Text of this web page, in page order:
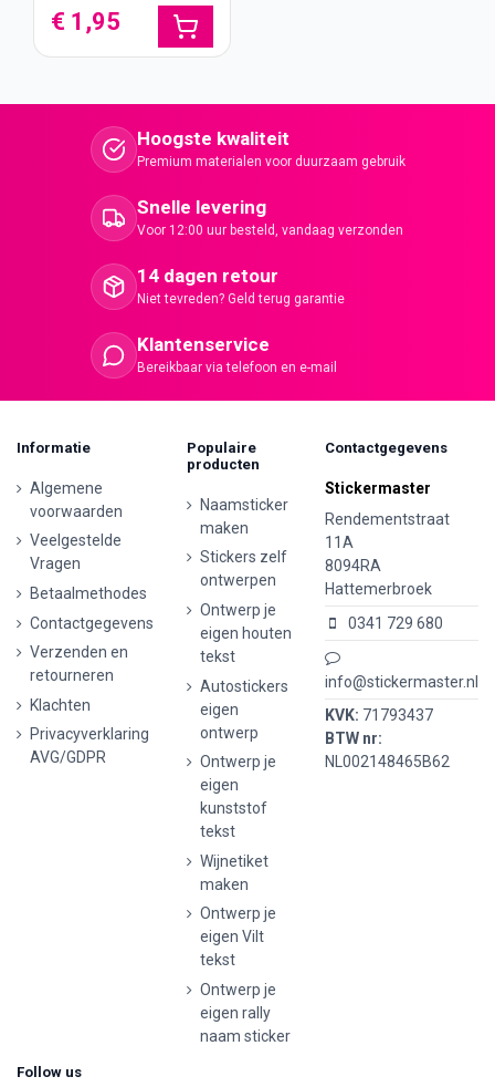
€ 1,95
Hoogste kwaliteit
Premium materialen voor duurzaam gebruik
Snelle levering
Voor 12:00 uur besteld, vandaag verzonden
14 dagen retour
Niet tevreden? Geld terug garantie
Klantenservice
Bereikbaar via telefoon en e-mail
Informatie
Algemene
voorwaarden
Veelgestelde
Vragen
Betaalmethodes
Contactgegevens
Verzenden en
retourneren
Klachten
Privacyverklaring
AVG/GDPR
Populaire
producten
Naamsticker
maken
Stickers zelf
ontwerpen
Ontwerp je
eigen houten
tekst
Autostickers
eigen
ontwerp
Ontwerp je
eigen
kunststof
tekst
Wijnetiket
maken
Ontwerp je
eigen Vilt
tekst
Ontwerp je
eigen rally
naam sticker
Contactgegevens
Stickermaster
Rendementstraat
11A
8094RA
Hattemerbroek
0341 729 680
info@stickermaster.nl
KVK: 71793437
BTW nr:
NL002148465B62
Follow us